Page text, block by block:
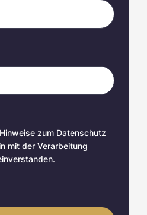
zum Datenschutz
mit der Verarbeitung